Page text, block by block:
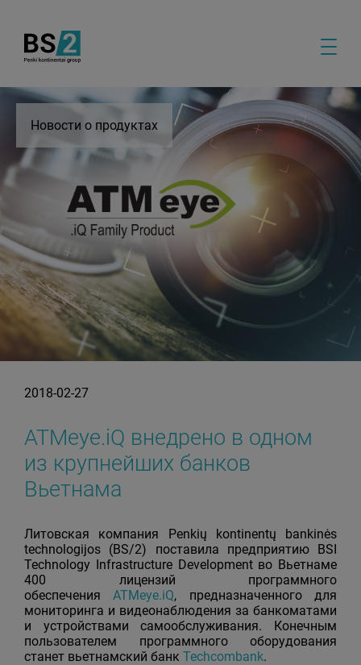
Новости о продуктах
2018-02-27
АТМeye.iQ внедрено в одном
из крупнейших банков
Вьетнама
Литовская компания Penkių kontinentų bankinės
technologijos (BS/2) поставила предприятию BSI
Technology Infrastructure Development во Вьетнаме
400 лицензий программного
обеспеченияATMeye.iQ, предназначенного для
мониторинга и видеонаблюдения за банкоматами
и устройствами самообслуживания. Конечным
пользователем программного оборудования
станет вьетнамский банк Techcombank.